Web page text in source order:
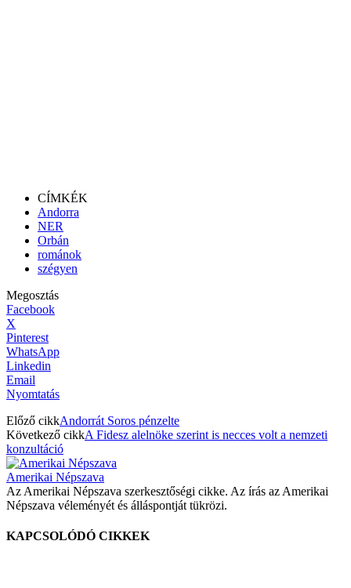
CÍMKÉK
Andorra
NER
Orbán
románok
szégyen
Megosztás
Facebook
X
Pinterest
WhatsApp
Linkedin
Email
Nyomtatás
Előző cikkAndorrát Soros pénzelte
Következő cikkA Fidesz alelnöke szerint is necces volt a nemzeti
konzultáció
Amerikai Népszava
Az Amerikai Népszava szerkesztőségi cikke. Az írás az Amerikai
Népszava véleményét és álláspontját tükrözi.
KAPCSOLÓDÓ CIKKEK